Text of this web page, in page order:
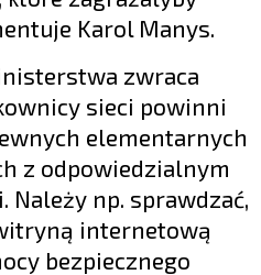
Karol Manys.
zwraca
sieci powinni
elementarnych
z odpowiedzialnym
Należy np. sprawdzać,
internetową
bezpiecznego